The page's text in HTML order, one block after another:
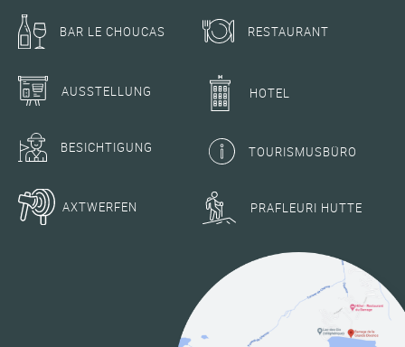
BAR LE CHOUCAS
AUSSTELLUNG
BESICHTIGUNG
AXTWERFEN
RESTAURANT
HOTEL
TOURISMUSBÜRO
PRAFLEURI HUTTE